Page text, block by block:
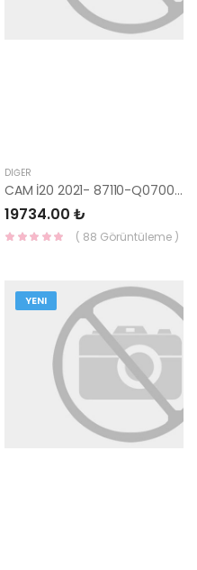
DIĞER
CAM İ20 2021- 87110-Q0700-HMC
19734.00 ₺
( 88 Görüntüleme )
YENI